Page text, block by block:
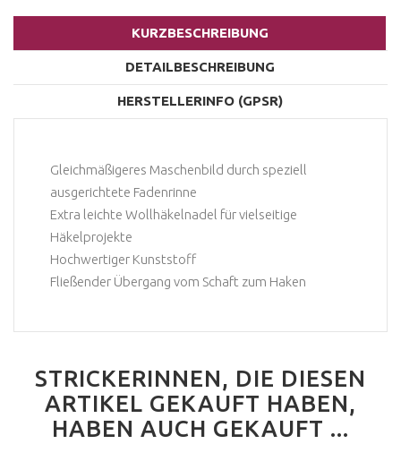
KURZBESCHREIBUNG
DETAILBESCHREIBUNG
HERSTELLERINFO (GPSR)
Gleichmäßigeres Maschenbild durch speziell
ausgerichtete Fadenrinne
Extra leichte Wollhäkelnadel für vielseitige
Häkelprojekte
Hochwertiger Kunststoff
Fließender Übergang vom Schaft zum Haken
STRICKERINNEN, DIE DIESEN
ARTIKEL GEKAUFT HABEN,
HABEN AUCH GEKAUFT ...